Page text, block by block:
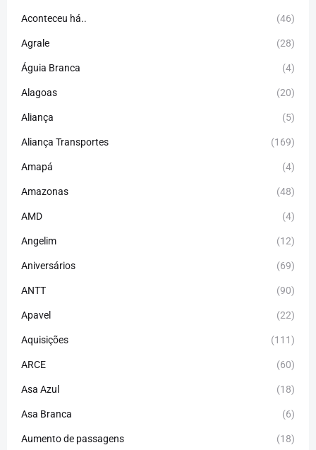
Aconteceu há.. (46)
Agrale (28)
Águia Branca (4)
Alagoas (20)
Aliança (5)
Aliança Transportes (169)
Amapá (4)
Amazonas (48)
AMD (4)
Angelim (12)
Aniversários (69)
ANTT (90)
Apavel (22)
Aquisições (111)
ARCE (60)
Asa Azul (18)
Asa Branca (6)
Aumento de passagens (18)